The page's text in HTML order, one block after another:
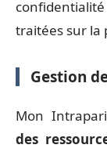
traitées sur la
Gestion
Mon
des